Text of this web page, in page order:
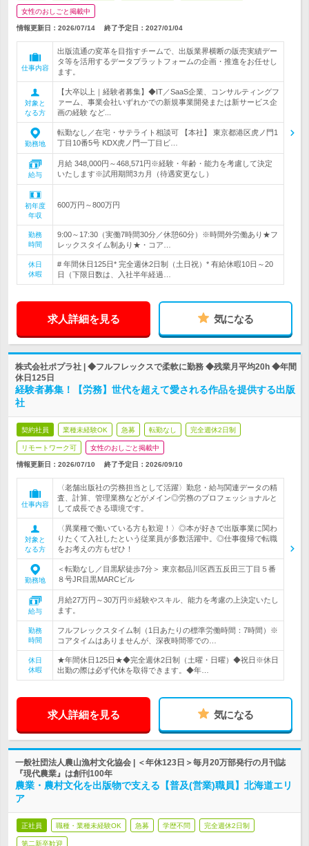
女性のおしごと掲載中
情報更新日：2026/07/14 終了予定日： 2027/01/04
仕事内容
出版流通の変革を目指すチームで、出版業界横断の販売実績デー
タ等を活用するデータプラットフォームの企画・推進をお任せし
ます。
対象と
なる方
【大卒以上｜経験者募集】◆IT／SaaS企業、コンサルティングフ
ァーム、事業会社いずれかでの新規事業開発または新サービス企
画の経験 など...
勤務地
転勤なし／在宅・サテライト相談可 【本社】 東京都港区虎ノ門1
丁目10番5号 KDX虎ノ門一丁目ビ…
給与
月給 348,000円～468,571円※経験・年齢・能力を考慮して決定
いたします※試用期間3カ月（待遇変更なし）
初年度
年収
600万円～800万円
勤務
時間
9:00～17:30（実働7時間30分／休憩60分）※時間外労働あり★フ
レックスタイム制あり★・コア…
休日
休暇
# 年間休日125日* 完全週休2日制（土日祝）* 有給休暇10日～20
日（下限日数は、入社半年経過…
求人詳細を見る 気になる
株式会社ポプラ社 | ◆フルフレックスで柔軟に勤務 ◆残業月平均20h ◆年間
休日125日
経験者募集！【労務】世代を超えて愛される作品を提供する出版
社
契約社員 業種未経験OK 急募 転勤なし 完全週休2日制
リモートワーク可 女性のおしごと掲載中
情報更新日：2026/07/10 終了予定日： 2026/09/10
仕事内容
〈老舗出版社の労務担当として活躍〉勤怠・給与関連データの精
査、計算、管理業務などがメイン◎労務のプロフェッショナルと
して成長できる環境です。
対象と
なる方
〈異業種で働いている方も歓迎！〉◎本が好きで出版事業に関わ
りたくて入社したという従業員が多数活躍中。◎仕事復帰で転職
をお考えの方もぜひ！
勤務地
＜転勤なし／目黒駅徒歩7分＞ 東京都品川区西五反田三丁目５番
８号JR目黒MARCビル
給与
月給27万円～30万円※経験やスキル、能力を考慮の上決定いたし
ます。
勤務
時間
フルフレックスタイム制（1日あたりの標準労働時間：7時間）※
コアタイムはありませんが、深夜時間帯での…
休日
休暇
★年間休日125日★◆完全週休2日制（土曜・日曜）◆祝日※休日
出勤の際は必ず代休を取得できます。◆年…
求人詳細を見る 気になる
一般社団法人農山漁村文化協会 | ＜年休123日＞毎月20万部発行の月刊誌
『現代農業』は創刊100年
農業・農村文化を出版物で支える【普及(営業)職員】北海道エリ
ア
正社員 職種・業種未経験OK 急募 学歴不問 完全週休2日制
第二新卒歓迎